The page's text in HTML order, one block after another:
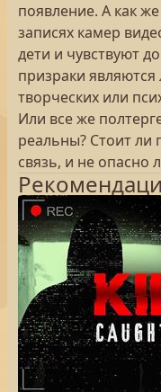
появление. А как
записях камер
дети и чувствуют
призраки
творческих или
Или все же
реальны? Стоит ли
связь, и не опасно